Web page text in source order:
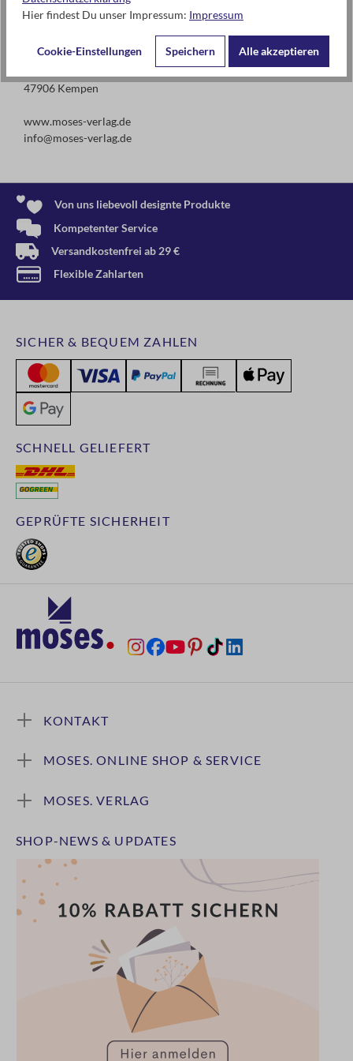
moses. Verlag GmbH
47906 Kempen
www.moses-verlag.de
info@moses-verlag.de
Von uns liebevoll designte Produkte
Kompetenter Service
Versandkostenfrei ab 29 €
Flexible Zahlarten
GEPRÜFTE SICHERHEIT
SCHNELL GELIEFERT
SICHER & BEQUEM ZAHLEN
KONTAKT
MOSES. ONLINE SHOP & SERVICE
MOSES. VERLAG
SHOP-NEWS & UPDATES
Hier findest Du unser Impressum: Impressum
Cookie-Einstellungen Speichern Alle akzeptieren